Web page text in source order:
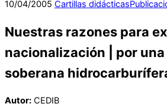
10/04/2005 Cartillas didácticas
Nuestras razones para
nacionalización | por
soberana
Autor: CEDIB